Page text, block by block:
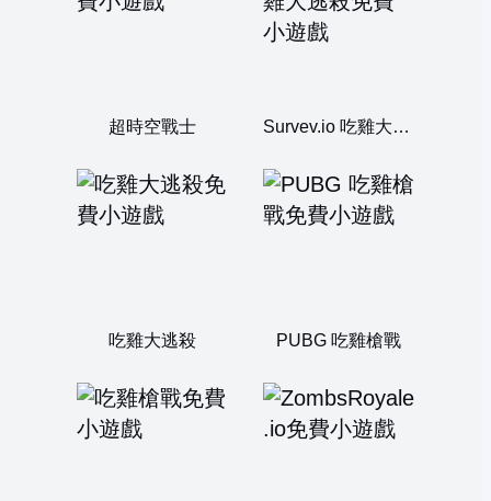
超時空戰士 Survev.io 吃雞大逃殺
吃雞大逃殺 PUBG 吃雞槍戰